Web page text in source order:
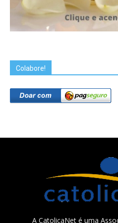
Colabore!
A CatolicaNet é uma